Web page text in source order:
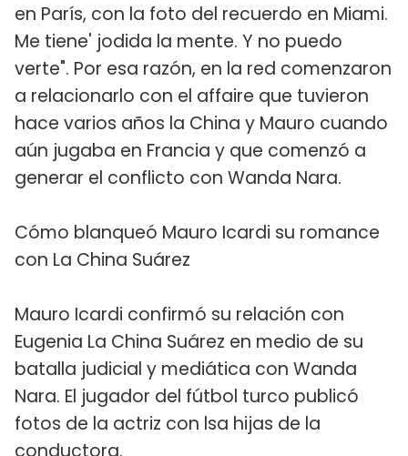
en París, con la foto del recuerdo en Miami.
Me tiene' jodida la mente. Y no puedo
verte". Por esa razón, en la red comenzaron
a relacionarlo con el affaire que tuvieron
hace varios años la China y Mauro cuando
aún jugaba en Francia y que comenzó a
generar el conflicto con Wanda Nara.
Cómo blanqueó Mauro Icardi su romance
con La China Suárez
Mauro Icardi confirmó su relación con
Eugenia La China Suárez en medio de su
batalla judicial y mediática con Wanda
Nara. El jugador del fútbol turco publicó
fotos de la actriz con lsa hijas de la
conductora.